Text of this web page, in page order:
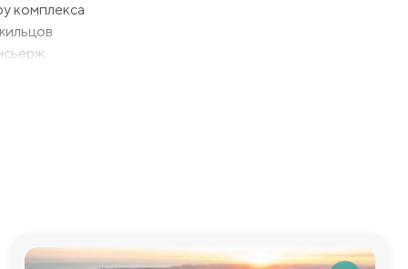
комплекса